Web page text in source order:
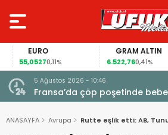
EURO
55,05270,11%
GRAM ALTIN
6.522,760,41%
5 Ağustos 2026 - 10:46
Fransa’da çöp poşetinde
ANASAYFA Avrupa Rutte eşlik etti: AB,